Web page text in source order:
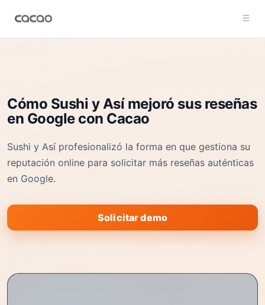
Cómo Sushi y Así mejoró sus reseñas
en Google con Cacao
Sushi y Así profesionalizó la forma en que gestiona su
reputación online para solicitar más reseñas auténticas
en Google.
Solicitar demo